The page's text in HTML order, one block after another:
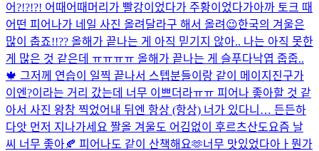
어?!?!?! 어때어때 머리가 빨강이었다가 주황이었다가아까 토크 때
어떤 피어나가 네일 사진 올려달라구 해서 올려😉한국의 겨울은
많이 춥죠!!?? 올해가 끝나는 게 아직 믿기지 않아.. 나는 아직 못한
게 많은 것 같은데 ㅠㅠㅠㅠ 올해가 끝나는 게 슬푸다낙엽 줍줍..
🍁​ 그저께 연습이 일찍 끝나서 스텝분들이랑 같이 메이지진구가
이엔?이라는 거리 갔는데 너무 이쁘더라ㅠㅠ 피어나 좋아할 것 같
아서 사진 왕창 찍었어 내 뒤엔 항상 (항상) 너가 있다니… 든든하
다앗 먼저 지나가세요 짤올 겨울도 어김없이 후르츠산도 요즘 날
씨 너무 좋아🍂 피어나도 같이 산책해요🫶너무 맛있었다아ㅏ 뭔가